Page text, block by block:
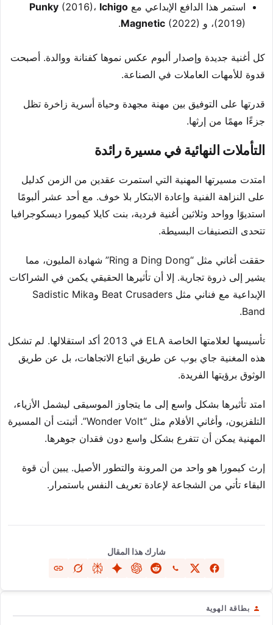
استمر هذا الدافع الإبداعي مع
Punky (2016)، Ichigo
(2019)، و
Magnetic (2022).
كل أغنية جديدة وإصدار ألبوم عكس نموها كفنانة ووالدة. أصبحت
قدوة للأمهات العاملات في الصناعة.
قدرتها على التوفيق بين مهنة مجهدة وحياة أسرية زاخرة تظل
جزءًا مهمًا من إرثها.
التأملات النهائية في مسيرة رائدة
امتدت مسيرتها المهنية التي استمرت عقدين من الزمن كدليل
على النزاهة الفنية وإعادة الابتكار بلا خوف. مع أحد عشر ألبومًا
استديوًا وواحد وثلاثين أغنية فردية، بنت كايلا كيمورا ديسكوجرافيا
تتحدى التصنيفات البسيطة.
حققت أغاني مثل “Ring a Ding Dong” شهادة المليون، مما
يشير إلى ذروة تجارية. إلا أن تأثيرها الحقيقي يكمن في الشراكات
الإبداعية مع فناني مثل Beat Crusaders وSadistic Mika
Band.
تأسيسها لعلامتها الخاصة ELA في 2013 أكد استقلالها. لم تشكل
هذه المغنية جاي بوب عن طريق اتباع الاتجاهات، بل عن طريق
الوثوق برؤيتها الفريدة.
امتد تأثيرها بشكل واسع إلى ما يتجاوز الموسيقى ليشمل الأزياء،
التلفزيون، وأغاني الأفلام مثل “Wonder Volt”. أثبتت أن المسيرة
المهنية يمكن أن تتفرع بشكل واسع دون فقدان جوهرها.
إرث كيمورا هو واحد من المرونة والتطور الأصيل. يبين أن قوة
البقاء تأتي من الشجاعة لإعادة تعريف النفس باستمرار.
شارك هذا المقال
بطاقة الهوية